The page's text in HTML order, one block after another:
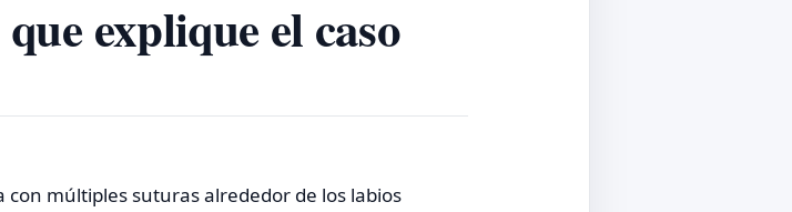
explique el caso
múltiples suturas alrededor de los labios